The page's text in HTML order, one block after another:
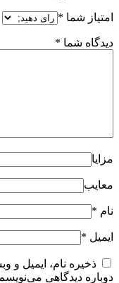
امتیاز شما *
دیدگاه شما *
مزایا
معایب
نام *
ایمیل *
ذخیره نام، ایمیل و
دوباره دیدگاهی